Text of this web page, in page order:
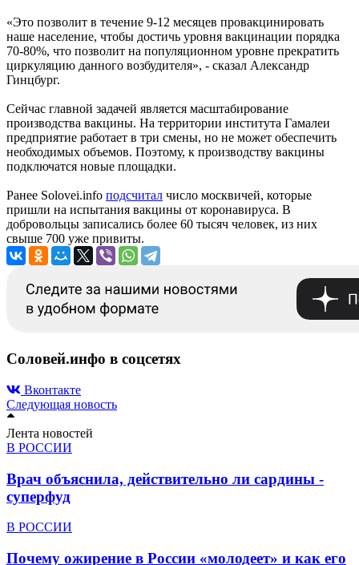
«Это позволит в течение 9-12 месяцев провакцинировать
наше население, чтобы достичь уровня вакцинации порядка
70-80%, что позволит на популяционном уровне прекратить
циркуляцию данного возбудителя», - сказал Александр
Гинцбург.
Сейчас главной задачей является масштабирование
производства вакцины. На территории института Гамалеи
предприятие работает в три смены, но не может обеспечить
необходимых объемов. Поэтому, к производству вакцины
подключатся новые площадки.
Ранее Solovei.info подсчитал число москвичей, которые
пришли на испытания вакцины от коронавируса. В
добровольцы записались более 60 тысяч человек, из них
свыше 700 уже привиты.
Соловей.инфо в соцсетях
Вконтакте
Следующая новость
Лента новостей
В РОССИИ
Врач объяснила, действительно ли сардины -
суперфуд
В РОССИИ
Почему ожирение в России «молодеет» и как его